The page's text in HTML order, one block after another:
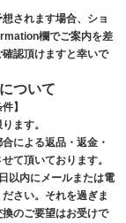
されます場合、ショ
欄でご案内を差
確認頂けますと幸いで
ついて
】
ます。
合による返品・返金・
て頂いております。
以内にメールまたは電
さい。それを過ぎま
のご要望はお受けで